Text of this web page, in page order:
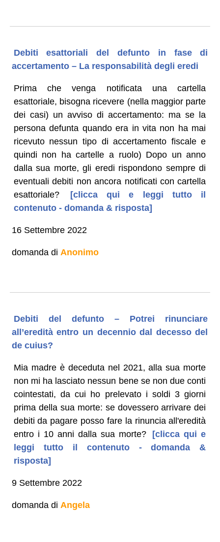
Debiti esattoriali del defunto in fase di
accertamento – La responsabilità degli eredi
Prima che venga notificata una cartella
esattoriale, bisogna ricevere (nella maggior parte
dei casi) un avviso di accertamento: ma se la
persona defunta quando era in vita non ha mai
ricevuto nessun tipo di accertamento fiscale e
quindi non ha cartelle a ruolo) Dopo un anno
dalla sua morte, gli eredi rispondono sempre di
eventuali debiti non ancora notificati con cartella
esattoriale?
[clicca qui e leggi tutto il
contenuto - domanda & risposta]
16 Settembre 2022
domanda di Anonimo
Debiti del defunto – Potrei rinunciare
all’eredità entro un decennio dal decesso del
de cuius?
Mia madre è deceduta nel 2021, alla sua morte
non mi ha lasciato nessun bene se non due conti
cointestati, da cui ho prelevato i soldi 3 giorni
prima della sua morte: se dovessero arrivare dei
debiti da pagare posso fare la rinuncia all'eredità
entro i 10 anni dalla sua morte?
[clicca qui e
leggi tutto il contenuto - domanda &
risposta]
9 Settembre 2022
domanda di Angela